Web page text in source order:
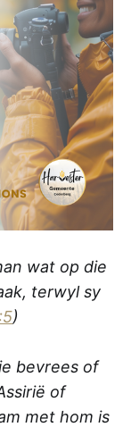
wat op die
terwyl sy
)
bevrees of
of
met hom is